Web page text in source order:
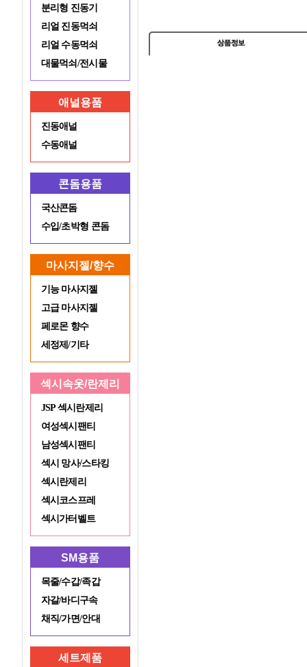
분리형 진동기
리얼 진동먹쇠
리얼 수동먹쇠
대물먹쇠/전시물
애널용품
진동애널
수동애널
콘돔용품
국산콘돔
수입/초박형 콘돔
마사지젤/향수
기능 마사지젤
고급 마사지젤
페로몬 향수
세정제/기타
섹시속옷/란제리
JSP 섹시란제리
여성섹시팬티
남성섹시팬티
섹시 망사/스타킹
섹시란제리
섹시코스프레
섹시가터벨트
SM용품
목줄/수갑/족갑
자갈/바디구속
채직/가면/안대
세트제품